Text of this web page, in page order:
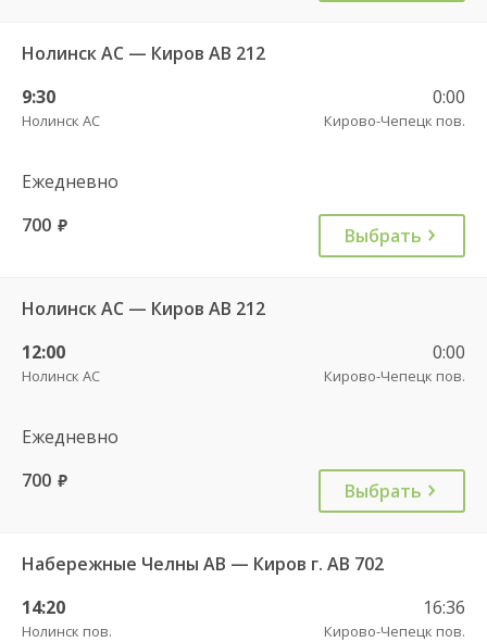
Нолинск АС — Киров АВ 212
9:30
Нолинск АС
0:00
Кирово-Чепецк пов.
Ежедневно
700 руб. Выбрать
Нолинск АС — Киров АВ 212
12:00
Нолинск АС
0:00
Кирово-Чепецк пов.
Ежедневно
700 руб. Выбрать
Набережные Челны АВ — Киров г. АВ 702
14:20
Нолинск пов.
16:36
Кирово-Чепецк пов.